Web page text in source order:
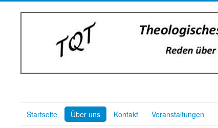
Startseite Über uns Kontakt Veranstaltungen